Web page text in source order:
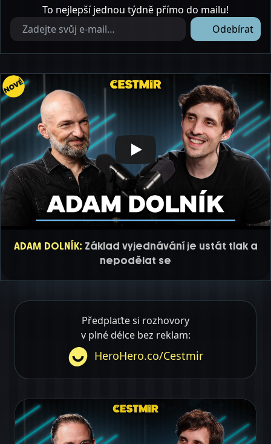
To nejlepšíjednou týdně přímo do mailu!
Odebírat
ADAM DOLNÍK: Základ vyjednávání je ustát tlak a
nepodělat se
Předplaťte si rozhovory
v plné délce bez reklam:
HeroHero.co/Cestmir